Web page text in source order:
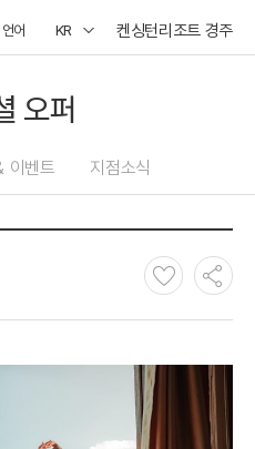
언어 KR 켄싱턴리조트 경주
오퍼
이벤트 지점소식